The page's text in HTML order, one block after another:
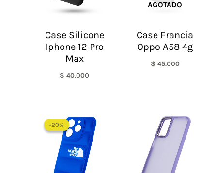
Case Silicone
Iphone 12 Pro
Max
$ 40.000
AGOTADO
Case Francia
Oppo A58 4g
$ 45.000
-20%
-20%
precio
original
era:
$ 60.000.